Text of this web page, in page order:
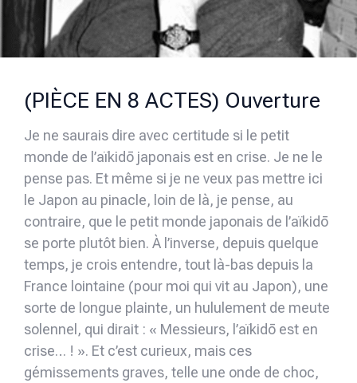
(PIÈCE EN 8 ACTES) Ouverture
Je ne saurais dire avec certitude si le petit
monde de l’aïkidō japonais est en crise. Je ne le
pense pas. Et même si je ne veux pas mettre ici
le Japon au pinacle, loin de là, je pense, au
contraire, que le petit monde japonais de l’aïkidō
se porte plutôt bien. À l’inverse, depuis quelque
temps, je crois entendre, tout là-bas depuis la
France lointaine (pour moi qui vit au Japon), une
sorte de longue plainte, un hululement de meute
solennel, qui dirait : « Messieurs, l’aïkidō est en
crise… ! ». Et c’est curieux, mais ces
gémissements graves, telle une onde de choc,